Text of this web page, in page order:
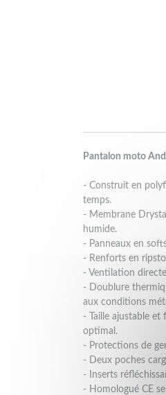
Pantalon moto
- Construit en
temps.
- Membrane
humide.
- Panneaux en
- Renforts en
- Ventilation
- Doublure
aux conditions
- Taille ajustable
optimal.
- Protections de
- Deux poches
- Inserts
- Homologué CE